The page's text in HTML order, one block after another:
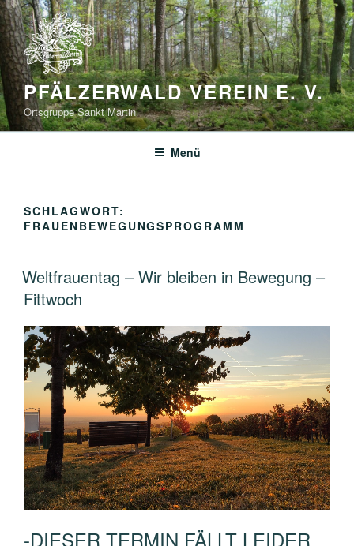
Zum
Inhalt
springen
PFÄLZERWALD VEREIN E. V.
Ortsgruppe Sankt Martin
Menü
SCHLAGWORT:
FRAUENBEWEGUNGSPROGRAMM
Weltfrauentag – Wir bleiben in Bewegung –
Fittwoch
-DIESER TERMIN FÄLLT LEIDER